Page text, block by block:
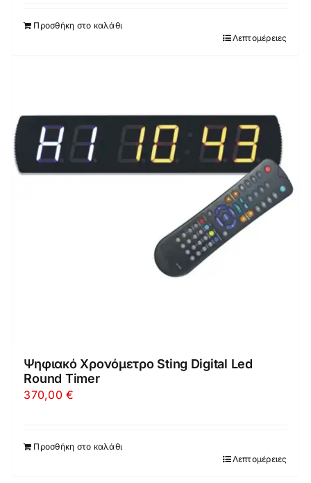
Προσθήκη στο καλάθι
Λεπτομέρειες
Ψηφιακό Χρονόμετρο Sting Digital Led
Round Timer
370,00€
Προσθήκη στο καλάθι
Λεπτομέρειες